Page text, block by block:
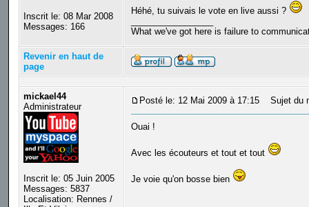
Inscrit le: 08 Mar 2008
Messages: 166
Héhé, tu suivais le vote en live aussi ?
What we've got here is failure to
Revenir en haut de
page
mickael44
Administrateur
Inscrit le: 05 Juin 2005
Messages: 5837
Localisation: Rennes /
Posté le: 12 Mai 2009 à 17:15 Sujet du
Ouai !
Avec les écouteurs et tout et tout
Je voie qu'on bosse bien